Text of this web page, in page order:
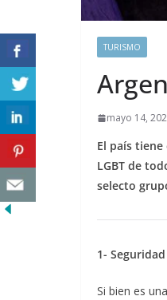
TURISMO
mayo 14,
El país
LGBT de
selecto
1-
Si bien es